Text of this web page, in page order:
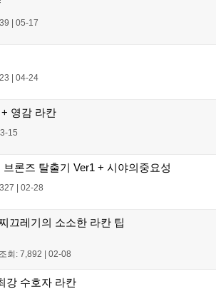
05-17
04-24
영감 라칸
15
론즈 탈출기 Ver1 + 시야의중요성
02-28
끄레기의 소소한 라칸 팁
조회: 7,892 | 02-08
강 수호자 라칸